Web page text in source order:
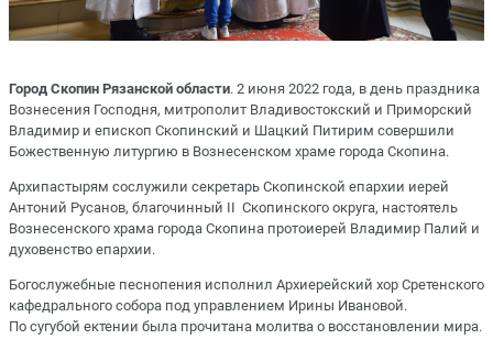
Город Скопин Рязанской области. 2 июня 2022 года, в день праздника
Вознесения Господня, митрополит Владивостокский и Приморский
Владимир и епископ Скопинский и Шацкий Питирим совершили
Божественную литургию в Вознесенском храме города Скопина.
Архипастырям сослужили секретарь Скопинской епархии иерей
Антоний Русанов, благочинный II Скопинского округа, настоятель
Вознесенского храма города Скопина протоиерей Владимир Палий и
духовенство епархии.
Богослужебные песнопения исполнил Архиерейский хор Сретенского
кафедрального собора под управлением Ирины Ивановой.
По сугубой ектении была прочитана молитва о восстановлении мира.